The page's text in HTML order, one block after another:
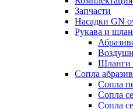
Запчасти
Насадки GN
Рукава и
Шланги
Сопла
Сопла
Сопла
Сопла